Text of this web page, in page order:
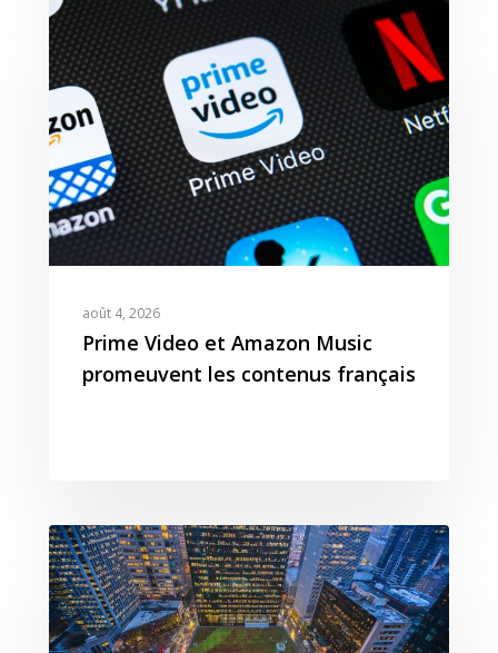
août 4, 2026
Prime Video et Amazon Music
promeuvent les contenus français